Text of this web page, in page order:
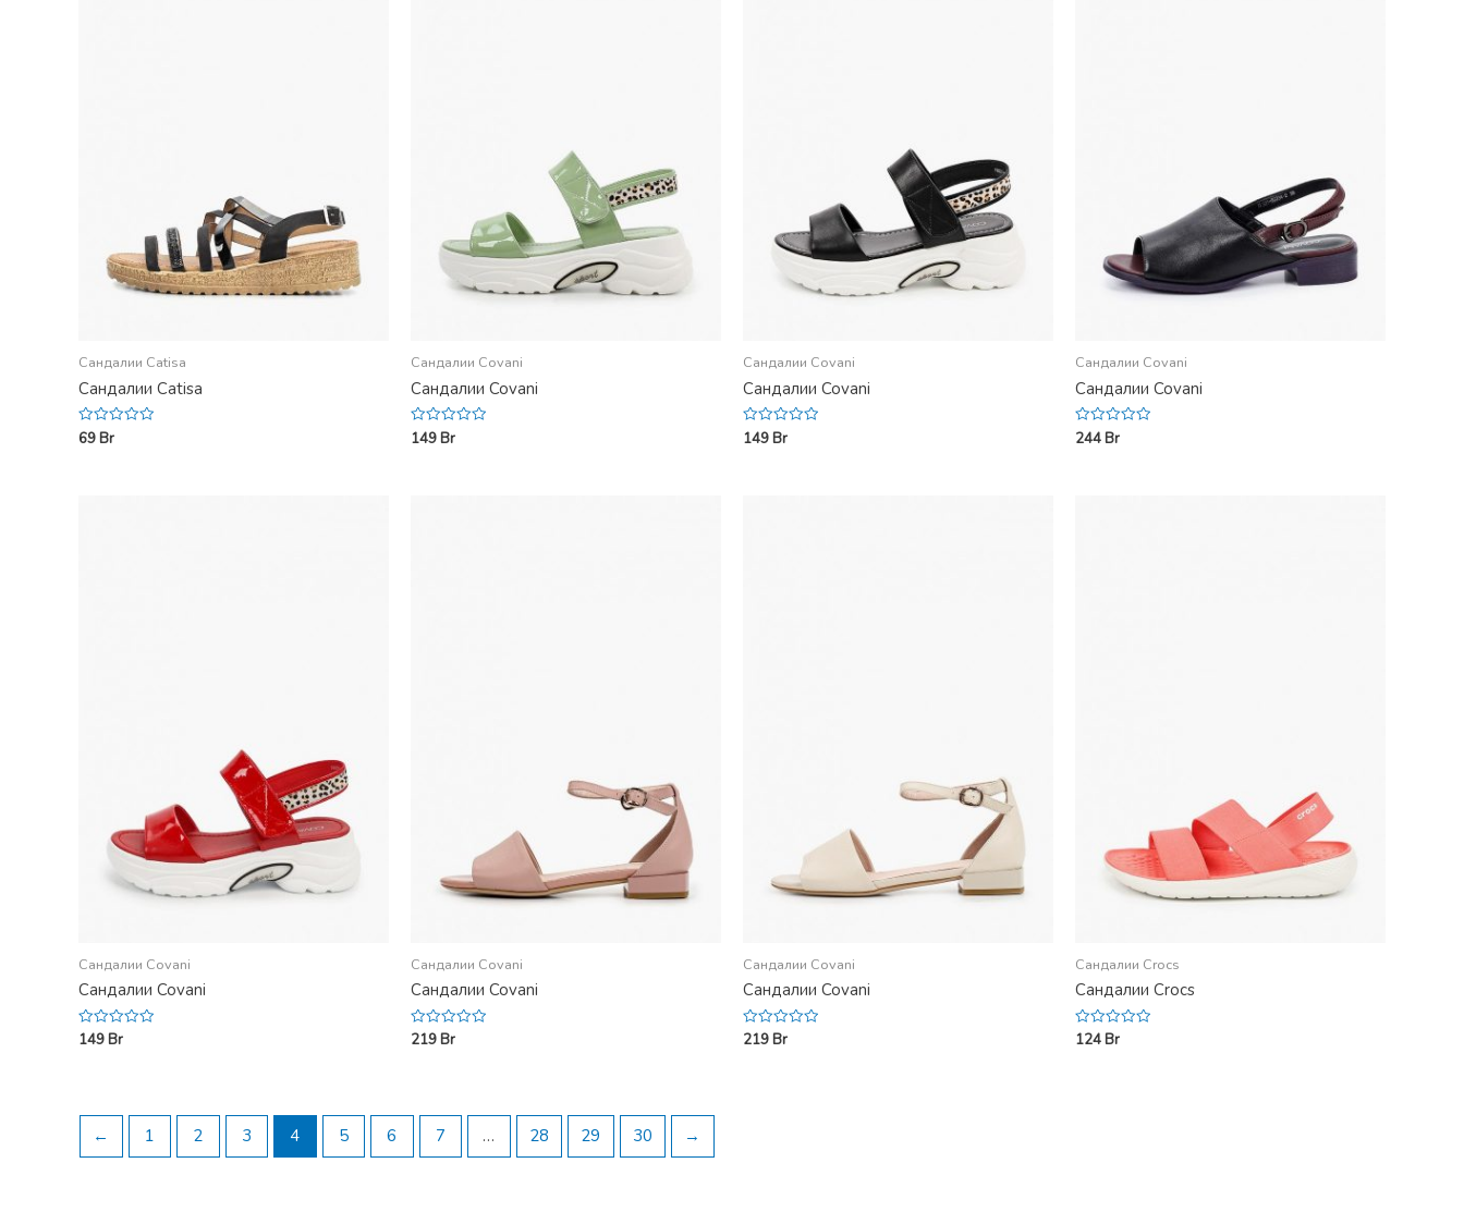
Сандалии Catisa
Сандалии Catisa
Rated
0
69Br
Сандалии Covani
Сандалии Covani
Rated
0
149Br
Сандалии Covani
Сандалии Covani
Rated
0
149Br
Сандалии Covani
Сандалии Covani
Rated
0
244Br
Сандалии Covani
Сандалии Covani
Rated
149Br
Сандалии Covani
Сандалии Covani
Rated
219Br
Сандалии Covani
Сандалии Covani
Rated
219Br
Сандалии Crocs
Сандалии Crocs
Rated
124Br
← 1 2 3 4 5 6 7 … 28 29 30 →